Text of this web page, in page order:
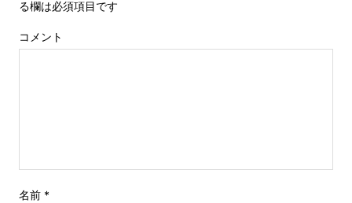
る欄は必須項目です
コメント
名前 *